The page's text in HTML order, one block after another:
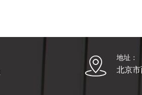
地址：
北京市